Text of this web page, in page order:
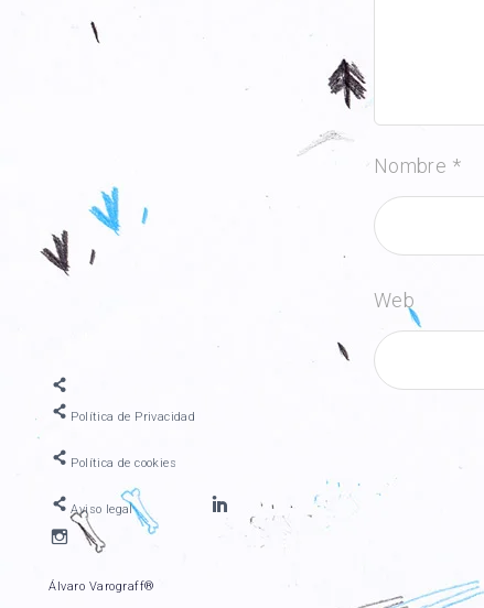
Nombre *
Web
Política de Privacidad
Política de cookies
Aviso legal
Linkedin
personal.
Un
Mi
diario
de
Álvaro Varograff®